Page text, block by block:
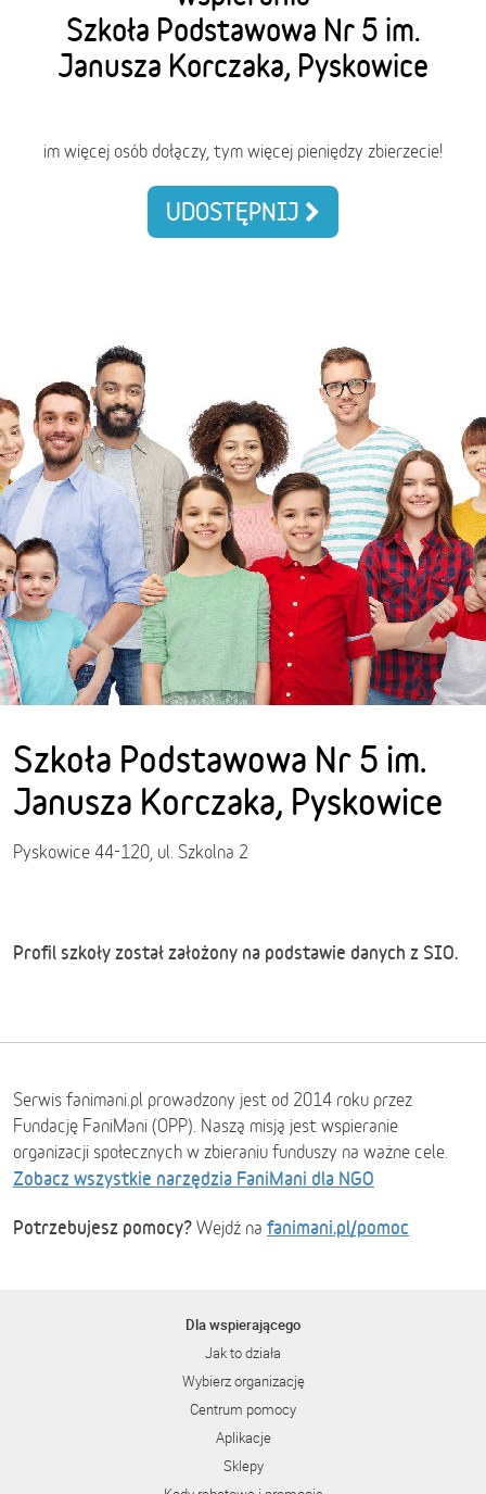
Szkoła Podstawowa Nr 5 im.
Janusza Korczaka, Pyskowice
im więcej osób dołączy, tym więcej pieniędzy zbierzecie!
UDOSTĘPNIJ
Szkoła Podstawowa Nr 5 im.
Janusza Korczaka, Pyskowice
Pyskowice 44-120, ul. Szkolna 2
Profil szkoły został założony na podstawie danych z SIO.
Serwis fanimani.pl prowadzony jest od 2014 roku przez
Fundację FaniMani (OPP). Naszą misją jest wspieranie
organizacji społecznych w zbieraniu funduszy na ważne cele.
Zobacz wszystkie narzędzia FaniMani dla NGO
Potrzebujesz pomocy? Wejdź na fanimani.pl/pomoc
Dla wspierającego
Jak to działa
Wybierz organizację
Centrum pomocy
Aplikacje
Sklepy